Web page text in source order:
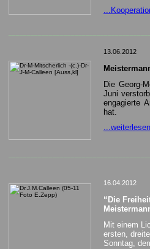
13.06.2012
Die Georg-
Juni
engagierte
hat.
16.04.2012
“Die
Mit einem
ersten,
Sonntag,